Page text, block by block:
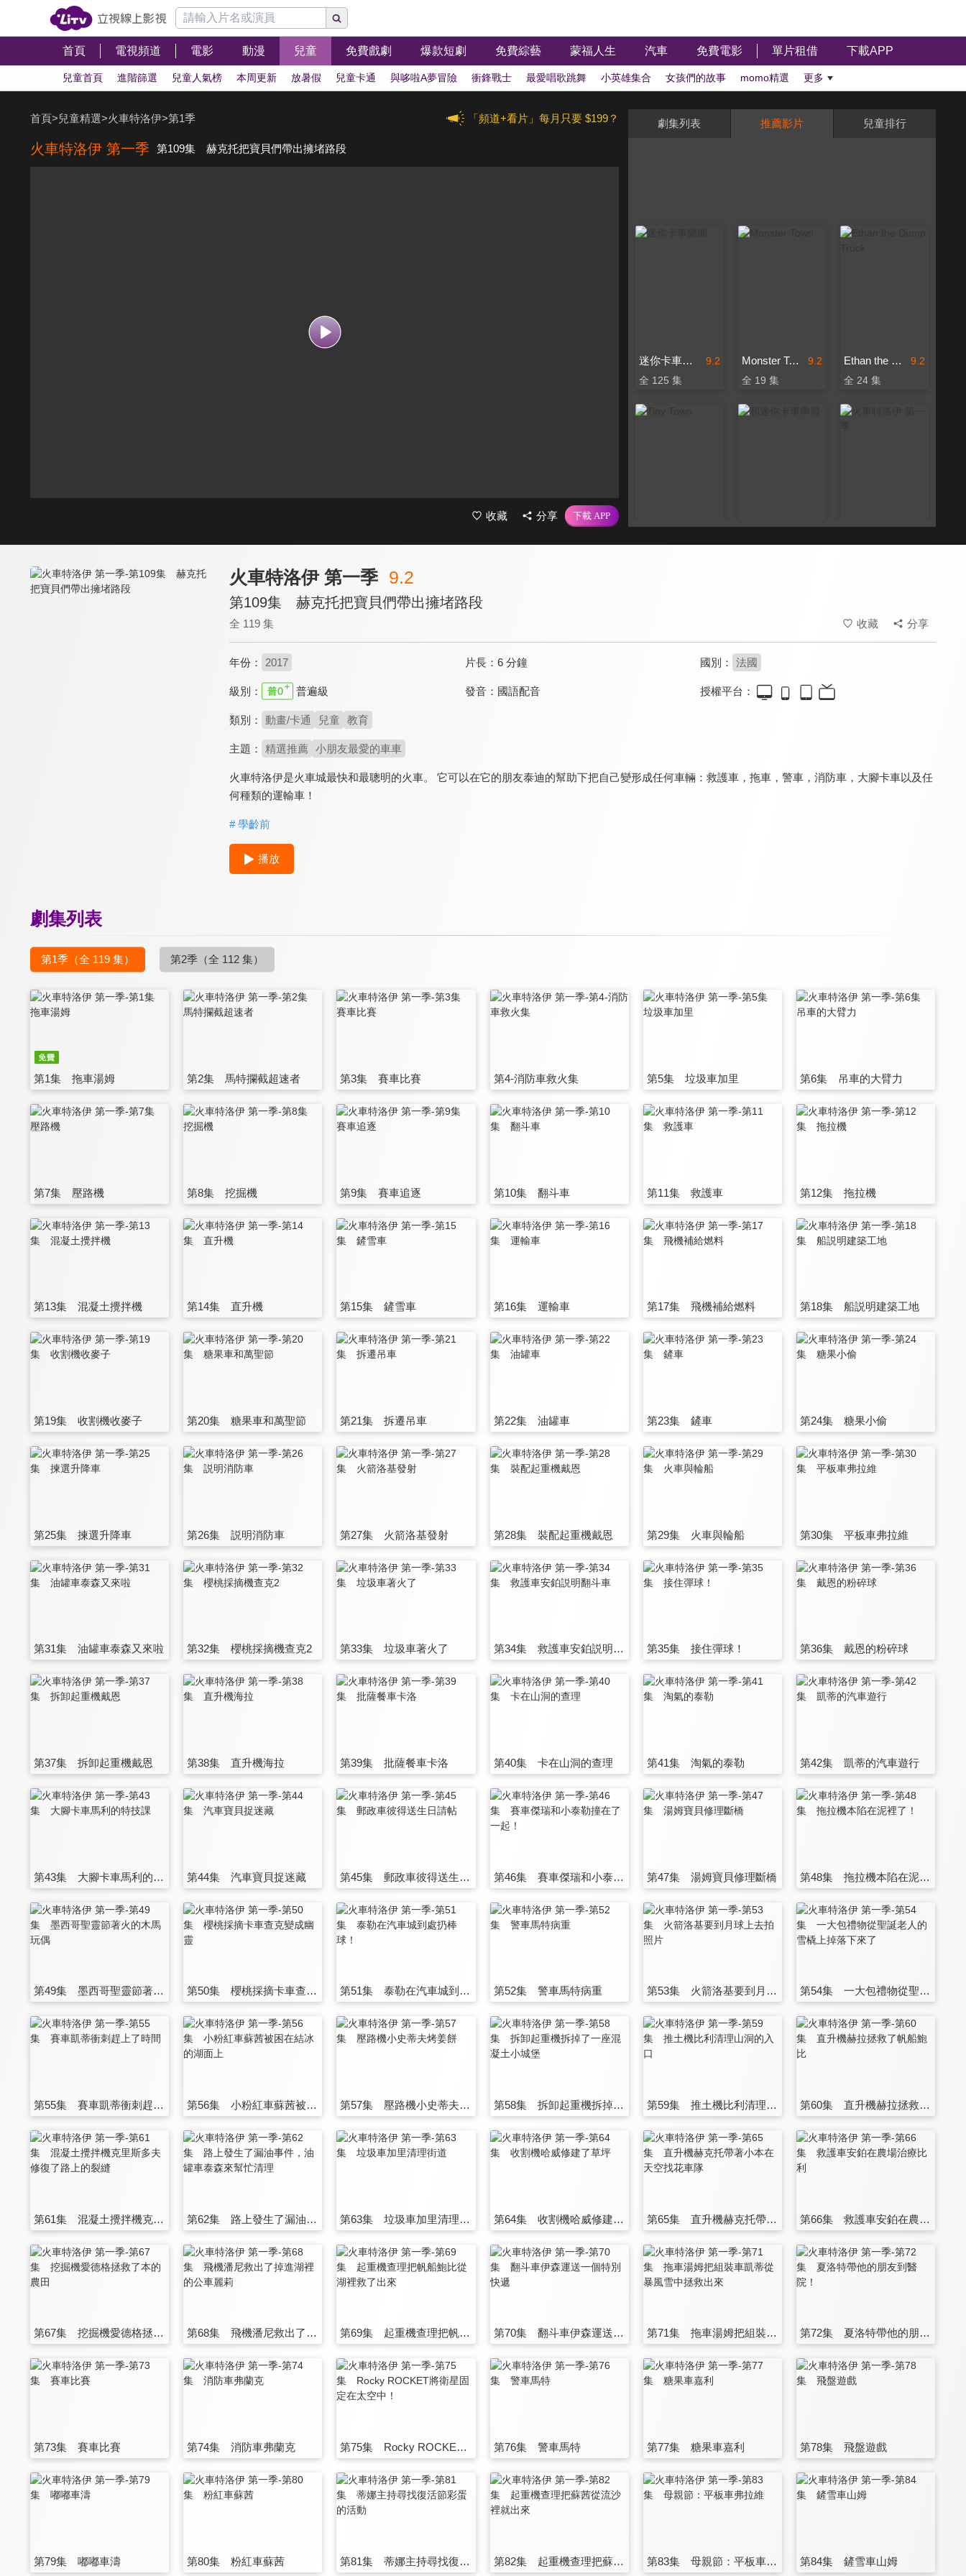
首頁 電視頻道 電影 動漫 兒童 免費戲劇 爆款短劇 免費綜藝 蒙福人生 汽車 免費電影 單片租借 下載APP
兒童首頁 進階篩選 兒童人氣榜 本周更新 放暑假 兒童卡通 與哆啦A夢冒險 衝鋒戰士 最愛唱歌跳舞 小英雄集合 女孩們的故事 momo精選 更多
「頻道+看片」每月只要 $199？
首頁>兒童精選>火車特洛伊>第1季
火車特洛伊 第一季 第109集 赫克托把寶貝們帶出擁堵路段
收藏 分享
劇集列表 推薦影片 兒童排行
9.2
迷你卡車樂園
全 125 集
9.2
Monster Town
全 19 集
9.2
Ethan the Dump Truck
全 24 集
火車特洛伊 第一季 9.2
第109集 赫克托把寶貝們帶出擁堵路段
全 119 集 收藏 分享
年份： 2017 片長： 6 分鐘 國別： 法國
級別： 普遍級 發音： 國語配音 授權平台：
類別： 動畫/卡通 兒童 教育
主題： 精選推薦 小朋友最愛的車車
火車特洛伊是火車城最快和最聰明的火車。 它可以在它的朋友泰迪的幫助下把自己變形成任何車輛：救護車，拖車，警車，消防車，大腳卡車以及任
何種類的運輸車！
# 學齡前
播放
劇集列表
第1季 （全 119 集） 第2季 （全 112 集）
第1集 拖車湯姆 第2集 馬特攔截超速者 第3集 賽車比賽 第4-消防車救火集 第5集 垃圾車加里 第6集 吊車的大臂力
第7集 壓路機 第8集 挖掘機 第9集 賽車追逐 第10集 翻斗車 第11集 救護車 第12集 拖拉機
第13集 混凝土攪拌機 第14集 直升機 第15集 鏟雪車 第16集 運輸車 第17集 飛機補給燃料 第18集 船説明建築工地
第19集 收割機收麥子 第20集 糖果車和萬聖節 第21集 拆遷吊車 第22集 油罐車 第23集 鏟車 第24集 糖果小偷
第25集 揀選升降車 第26集 説明消防車 第27集 火箭洛基發射 第28集 裝配起重機戴恩 第29集 火車與輪船 第30集 平板車弗拉維
第31集 油罐車泰森又來啦 第32集 櫻桃採摘機查克2 第33集 垃圾車著火了 第34集 救護車安鉑説明翻斗車 第35集 接住彈球！ 第36集 戴恩的粉碎球
第37集 拆卸起重機戴恩 第38集 直升機海拉 第39集 批薩餐車卡洛 第40集 卡在山洞的查理 第41集 淘氣的泰勒 第42集 凱蒂的汽車遊行
第43集 大腳卡車馬利的特技課 第44集 汽車寶貝捉迷藏 第45集 郵政車彼得送生日請帖 第46集 賽車傑瑞和小泰勒撞在了一起！ 第47集 湯姆寶貝修理斷橋 第48集 拖拉機本陷在泥裡了！
第49集 墨西哥聖靈節著火的木馬玩偶 第50集 櫻桃採摘卡車查克變成幽靈 第51集 泰勒在汽車城到處扔棒球！ 第52集 警車馬特病重 第53集 火箭洛基要到月球上去拍照片 第54集 一大包禮物從聖誕老人的雪橇上掉落下來了
第55集 賽車凱蒂衝刺趕上了時間 第56集 小粉紅車蘇茜被困在結冰的湖面上 第57集 壓路機小史蒂夫烤姜餅 第58集 拆卸起重機拆掉了一座混凝土小城堡 第59集 推土機比利清理山洞的入口 第60集 直升機赫拉拯救了帆船鮑比
第61集 混凝土攪拌機克里斯多夫修復了路上的裂縫 第62集 路上發生了漏油事件，油罐車泰森來幫忙清理 第63集 垃圾車加里清理街道 第64集 收割機哈威修建了草坪 第65集 直升機赫克托帶著小本在天空找花車隊 第66集 救護車安鉑在農場治療比利
第67集 挖掘機愛德格拯救了本的農田 第68集 飛機潘尼救出了掉進湖裡的公車麗莉 第69集 起重機查理把帆船鮑比從湖裡救了出來 第70集 翻斗車伊森運送一個特別快遞 第71集 拖車湯姆把組裝車凱蒂從暴風雪中拯救出來 第72集 夏洛特帶他的朋友到醫院！
第73集 賽車比賽 第74集 消防車弗蘭克 第75集 Rocky ROCKET將衛星固定在太空中！ 第76集 警車馬特 第77集 糖果車嘉利 第78集 飛盤遊戲
第79集 嘟嘟車濤 第80集 粉紅車蘇茜 第81集 蒂娜主持尋找復活節彩蛋的活動 第82集 起重機查理把蘇茜從流沙裡就出來 第83集 母親節：平板車弗拉維 第84集 鏟雪車山姆